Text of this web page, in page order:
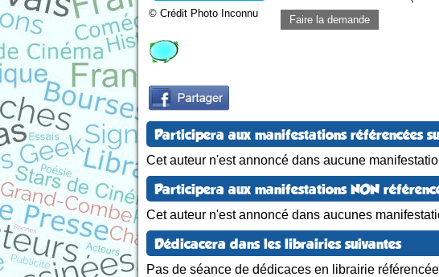
© Crédit Photo Inconnu
Faire la demande
Participera aux manifestations référencées
Cet auteur n'est annoncé dans aucune
Participera aux manifestations NON
Cet auteur n'est annoncé dans aucunes
Dédicacera dans les librairies suivantes
Pas de séance de dédicaces en librairie